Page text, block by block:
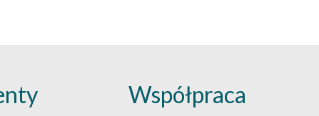
Współpraca